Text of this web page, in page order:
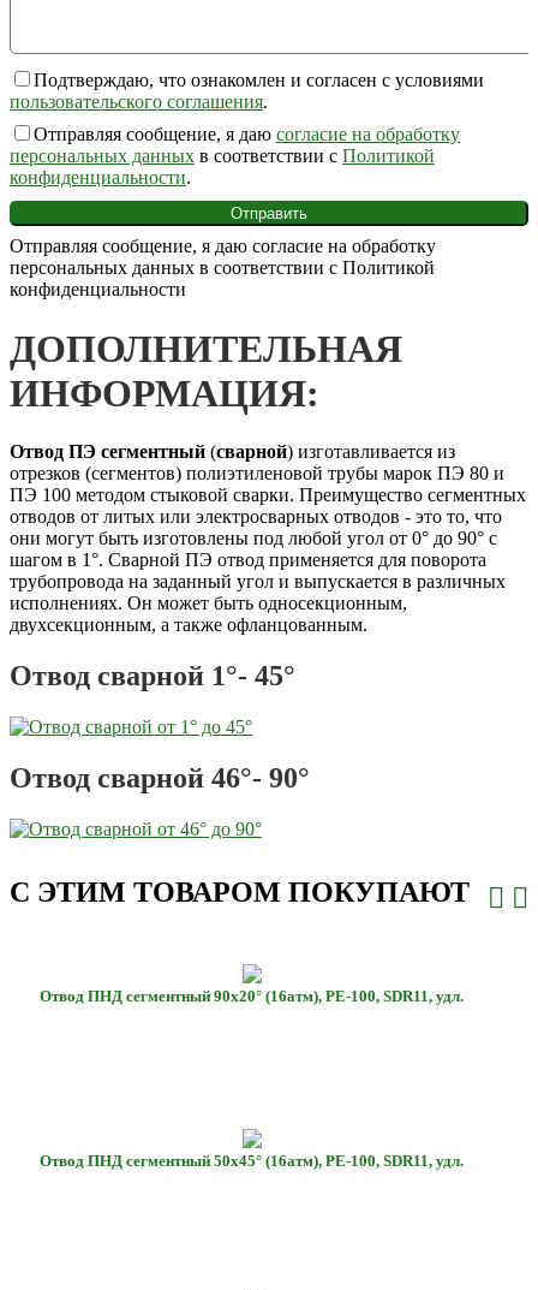
Подтверждаю, что ознакомлен и согласен с условиями
пользовательского соглашения.
Отправляя сообщение, я даю согласие на обработку
персональных данных в соответствии с Политикой
конфиденциальности.
Отправляя сообщение, я даю согласие на обработку
персональных данных в соответствии с Политикой
конфиденциальности
ДОПОЛНИТЕЛЬНАЯ
ИНФОРМАЦИЯ:
Отвод ПЭ сегментный (сварной) изготавливается из
отрезков (сегментов) полиэтиленовой трубы марок ПЭ 80 и
ПЭ 100 методом стыковой сварки. Преимущество сегментных
отводов от литых или электросварных отводов - это то, что
они могут быть изготовлены под любой угол от 0° до 90° с
шагом в 1°. Сварной ПЭ отвод применяется для поворота
трубопровода на заданный угол и выпускается в различных
исполнениях. Он может быть односекционным,
двухсекционным, а также офланцованным.
Отвод сварной 1°- 45°
Отвод сварной 46°- 90°
С ЭТИМ ТОВАРОМ ПОКУПАЮТ
Отвод ПНД сегментный 90х20° (16атм), РЕ-100, SDR11, удл.
Отвод ПНД сегментный 50х45° (16атм), РЕ-100, SDR11, удл.